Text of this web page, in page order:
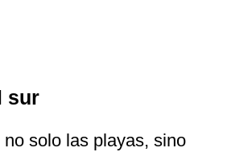
sur
no solo las playas, sino